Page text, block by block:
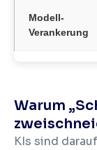
Modell-
Verankerung
Warum
KIs sind